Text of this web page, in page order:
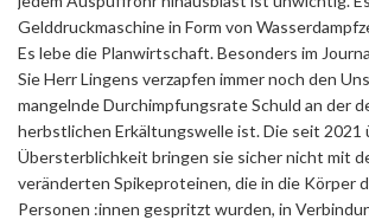
Gelddruckmaschine in Form von
Es lebe die Planwirtschaft. Besonders im
Sie Herr Lingens verzapfen immer noch den
mangelnde Durchimpfungsrate Schuld an der
herbstlichen Erkältungswelle ist. Die seit 2021
Übersterblichkeit bringen sie sicher nicht mit
veränderten Spikeproteinen, die in die Körper
Personen :innen gespritzt wurden, in